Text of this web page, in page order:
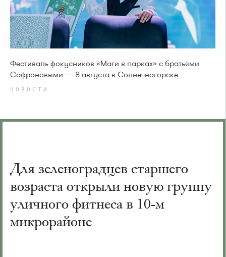
Фестиваль фокусников «Маги в парках» с братьями
Сафроновыми — 8 августа в Солнечногорске
НОВОСТИ
Для зеленоградцев старшего
возраста открыли новую группу
уличного фитнеса в 10-м
микрорайоне